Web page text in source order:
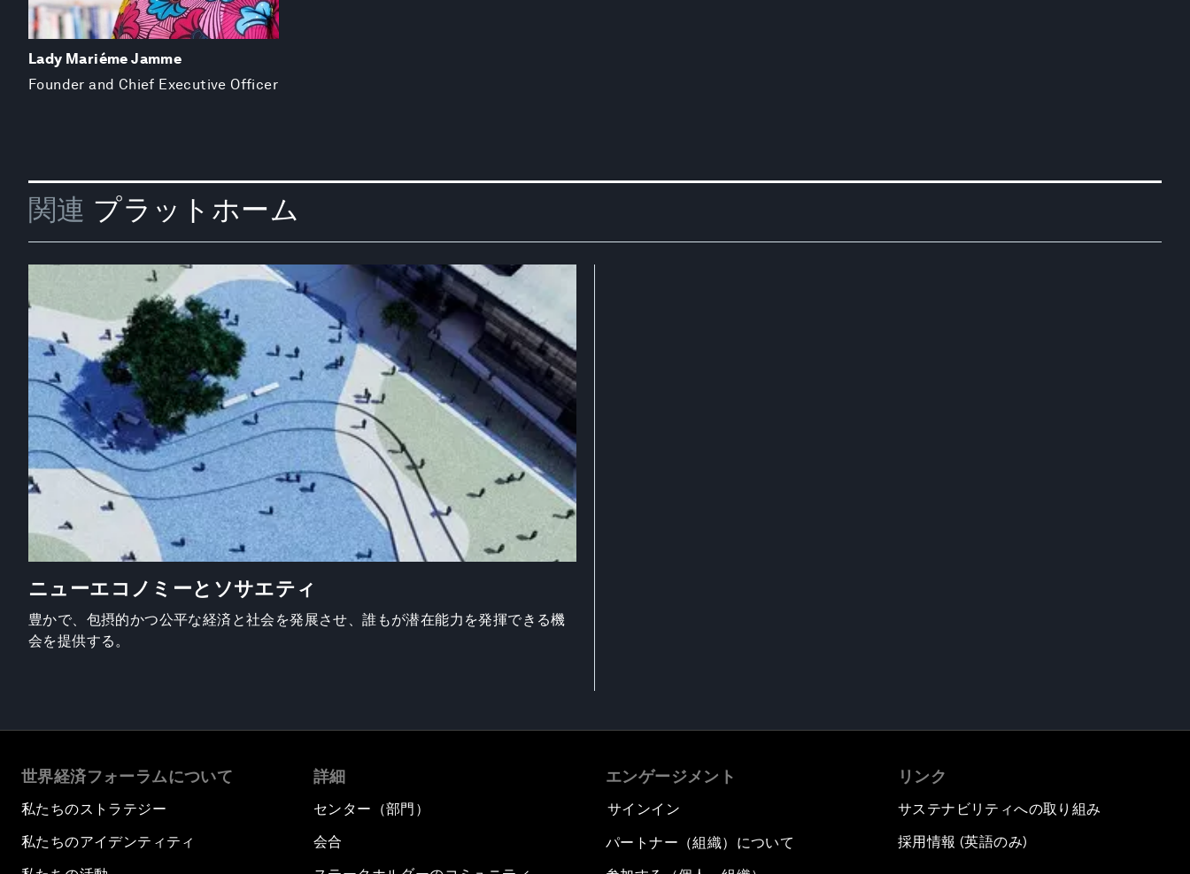
Lady Mariéme Jamme
Founder and Chief Executive Officer
関連 プラットホーム
ニューエコノミーとソサエティ
豊かで、包摂的かつ公平な経済と社会を発展させ、誰もが潜在能力を発揮できる機
会を提供する。
世界経済フォーラムについて
私たちのストラテジー
私たちのアイデンティティ
詳細
センター（部門）
会合
エンゲージメント
サインイン
パートナー（組織）について
リンク
サステナビリティへの取り組み
採用情報 (英語のみ)